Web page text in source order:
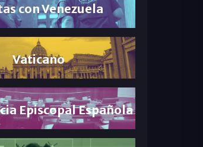
con Venezuela
Vaticano
Episcopal Española